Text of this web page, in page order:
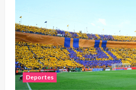
Deportes